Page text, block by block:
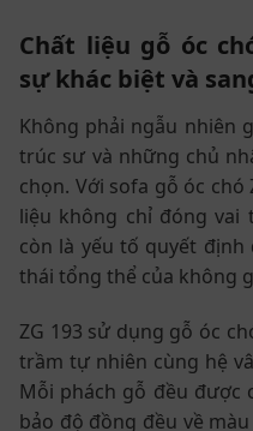
Chất liệu gỗ óc
sự khác biệt và
Không phải ngẫu nhiên
trúc sư và những chủ
chọn. Với sofa gỗ óc
liệu không chỉ đóng vai
còn là yếu tố quyết
thái tổng thể của không
ZG 193 sử dụng gỗ óc
trầm tự nhiên cùng hệ
Mỗi phách gỗ đều được
bảo độ đồng đều về